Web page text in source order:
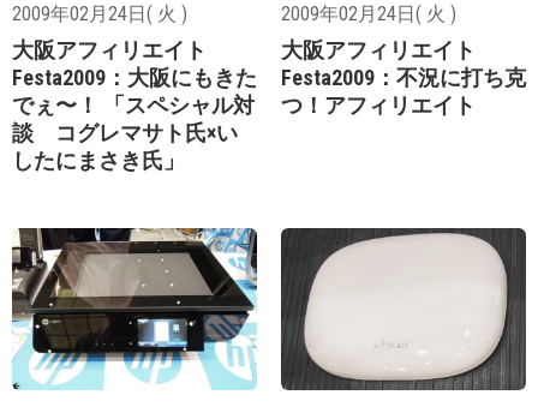
2009年02月24日( 火 )
大阪アフィリエイト
Festa2009：大阪にもきた
でぇ〜！ 「スペシャル対
談 コグレマサト氏×い
したにまさき氏」
2009年02月24日( 火 )
大阪アフィリエイト
Festa2009：不況に打ち克
つ！アフィリエイト